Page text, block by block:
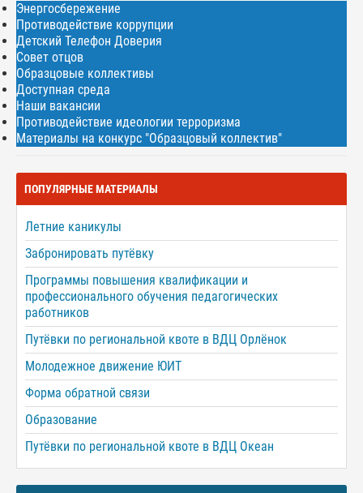
Энергосбережение
Противодействие коррупции
Детский Телефон Доверия
Совет отцов
Образцовые коллективы
Доступная среда
Наши вакансии
Противодействие идеологии терроризма
Материалы на конкурс "Образцовый коллектив"
ПОПУЛЯРНЫЕ МАТЕРИАЛЫ
Летние каникулы
Забронировать путёвку
Программы повышения квалификации и
профессионального обучения педагогических
работников
Путёвки по региональной квоте в ВДЦ Орлёнок
Молодежное движение ЮИТ
Форма обратной связи
Образование
Путёвки по региональной квоте в ВДЦ Океан